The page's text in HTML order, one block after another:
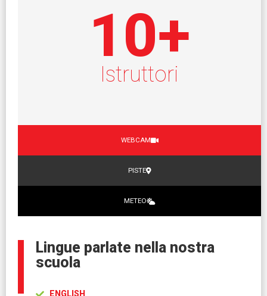
Istruttori
10+
WEBCAM
PISTE
METEO
Lingue parlate nella nostra
scuola
ENGLISH